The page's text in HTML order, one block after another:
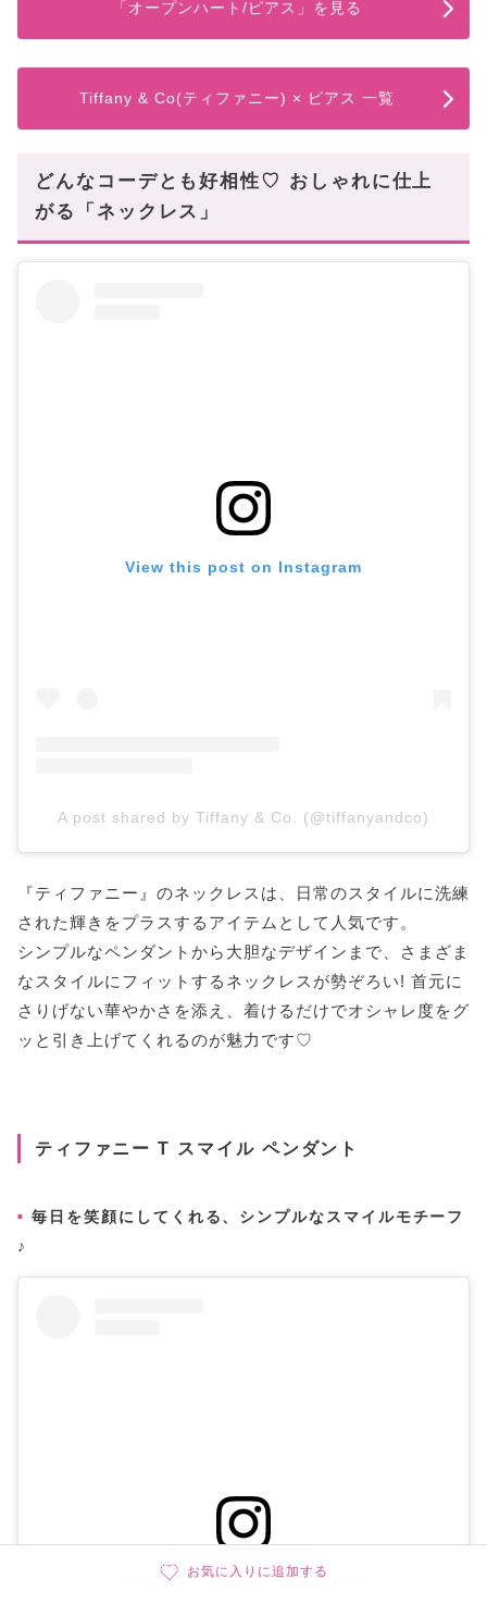
「オープンハート/ピアス」を見る
Tiffany & Co(ティファニー) × ピアス 一覧
どんなコーデとも好相性♡ おしゃれに仕上
がる「ネックレス」
View this post on Instagram
A post shared by Tiffany & Co. (@tiffanyandco)
『ティファニー』のネックレスは、日常のスタイルに洗練
された輝きをプラスするアイテムとして人気です。
シンプルなペンダントから大胆なデザインまで、さまざま
なスタイルにフィットするネックレスが勢ぞろい! 首元に
さりげない華やかさを添え、着けるだけでオシャレ度をグ
ッと引き上げてくれるのが魅力です♡
ティファニー T スマイル ペンダント
毎日を笑顔にしてくれる、シンプルなスマイルモチーフ
♪
View this post on Instagram
お気に入りに追加する